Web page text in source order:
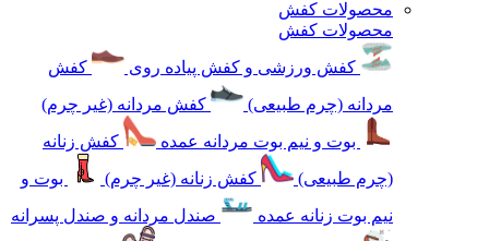
محصولات کفش
محصولات کفش
کفش ورزشی و کفش پیاده روی
کفش
مردانه (چرم طبیعی)
کفش مردانه (غیر چرم)
بوت و نیم بوت مردانه عمده
کفش زنانه
(چرم طبیعی)
کفش زنانه (غیر چرم)
بوت و
نیم بوت زنانه عمده
صندل مردانه و صندل پسرانه